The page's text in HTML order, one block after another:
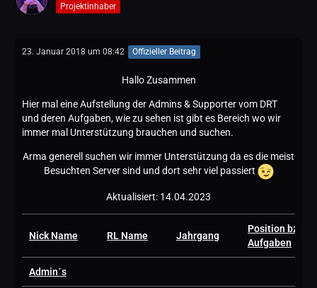
Projektinhaber
23. Januar 2018 um 08:42 Offizieller Beitrag
Hallo Zusammen
Hier mal eine Aufstellung der Admins & Supporter vom DRT
und deren Aufgaben, wie zu sehen ist gibt es Bereich wo wir
immer mal Unterstützung brauchen und suchen.
Arma generell suchen wir immer Unterstützung da es die meist
Besuchten Server sind und dort sehr viel passiert
Aktualisiert: 14.04.2023
Nick Name RL Name Jahrgang
Position bzw
Aufgaben
Admin´s